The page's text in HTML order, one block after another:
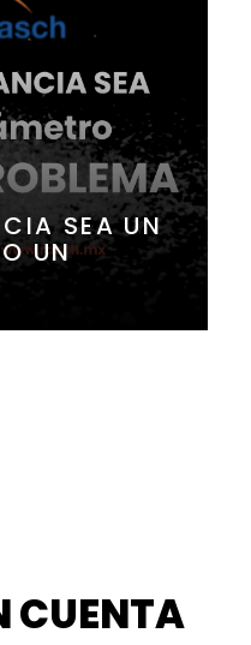
SEA UN
UN
CUENTA